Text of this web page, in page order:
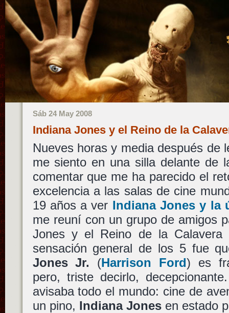
Sáb 24 May 2008
Indiana Jones y el Reino de la
Nueves horas y media después de
me siento en una silla delante de
comentar que me ha parecido el
excelencia a las salas de cine
19 años a ver Indiana Jones y la
me reuní con un grupo de amigos
Jones y el Reino de la
sensación general de los 5 fue
Jones Jr. (Harrison Ford) es
pero, triste decirlo,
avisaba todo el mundo: cine de
un pino, Indiana Jonesen estado